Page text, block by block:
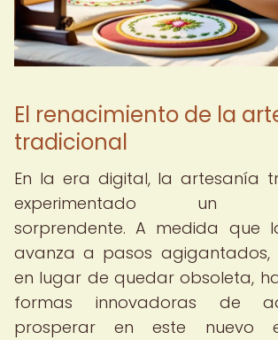
El renacimiento de la
tradicional
En la era digital, la artesanía
experimentado un
sorprendente. A medida que
avanza a pasos agigantados,
en lugar de quedar obsoleta,
formas innovadoras de
prosperar en este nuevo